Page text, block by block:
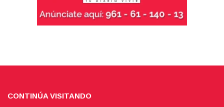
CONTINÚA VISITANDO